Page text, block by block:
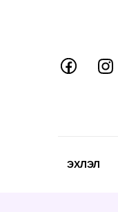
ЭХЛЭЛ